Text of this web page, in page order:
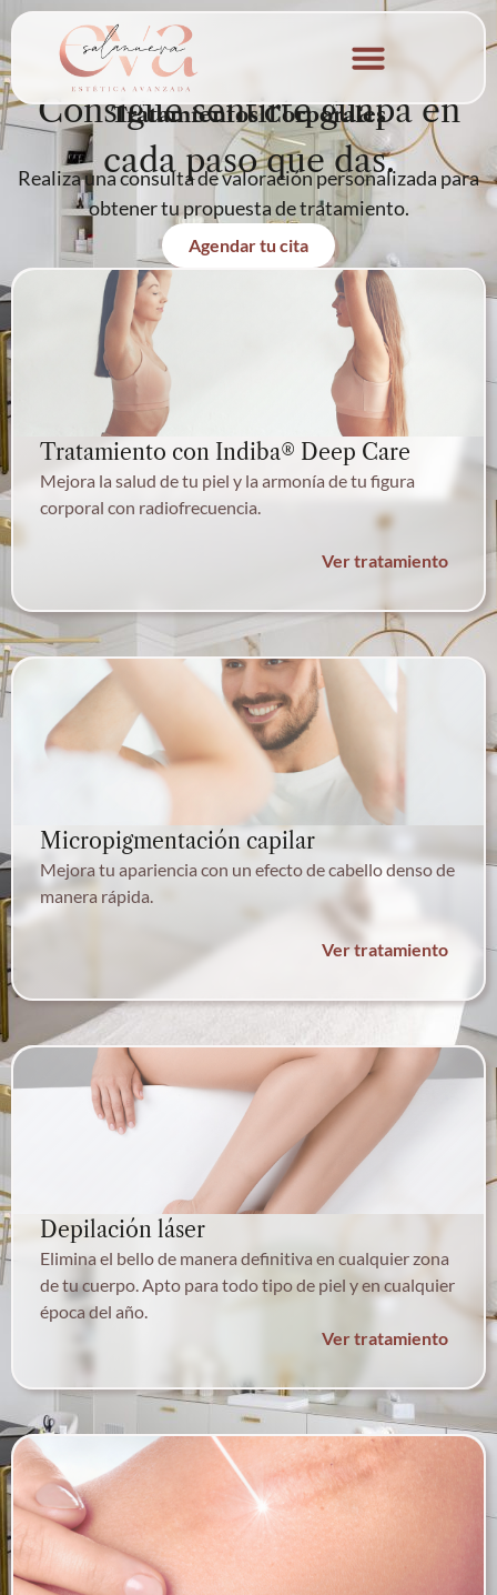
contenido
Tratamientos Corporales
Consigue sentirte guapa en
cada paso que das.
Realiza una consulta de valoración personalizada para
obtener tu propuesta de tratamiento.
Agendar tu cita
Tratamiento con Indiba® Deep Care
Mejora la salud de tu piel y la armonía de tu figura
corporal con radiofrecuencia.
Ver tratamiento
Micropigmentación capilar
Mejora tu apariencia con un efecto de cabello denso de
manera rápida.
Ver tratamiento
Depilación láser
Elimina el bello de manera definitiva en cualquier zona
de tu cuerpo. Apto para todo tipo de piel y en cualquier
época del año.
Ver tratamiento